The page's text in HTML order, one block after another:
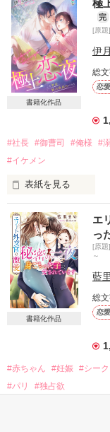
☆佐々木 璃子（さ
二十二歳。大学生（
×
☆八神  匡（やがみ
二十八歳。御曹司。
余命宣告された私の
ずっと片想いしてき
残りの時間を一緒に
璃子:
もう少しだけ、そば
お願い。
匡:
お前は長生きして、
一生俺のそばにいる
璃子と匡の奇跡のラ
開幕です。
☆素敵なレビューど
とっても励みになり
書籍化作品
極
完
[原題
伊
総
恋
#社長 #御曹司 #俺様 #
#イケメン
表紙を見る
憧れという名の恋に
彼と過ごす最後の夜
意を決した私に、応
あやまちの一夜に「
〝約束〟になります
咲島三花（さきしま
元上司　⇒　社長
神崎京吾（かんざき
書籍化作品
エ
っ
[原題
～
藍
総
恋
#赤ちゃん #妊娠 #シーク
#パリ
#独占欲